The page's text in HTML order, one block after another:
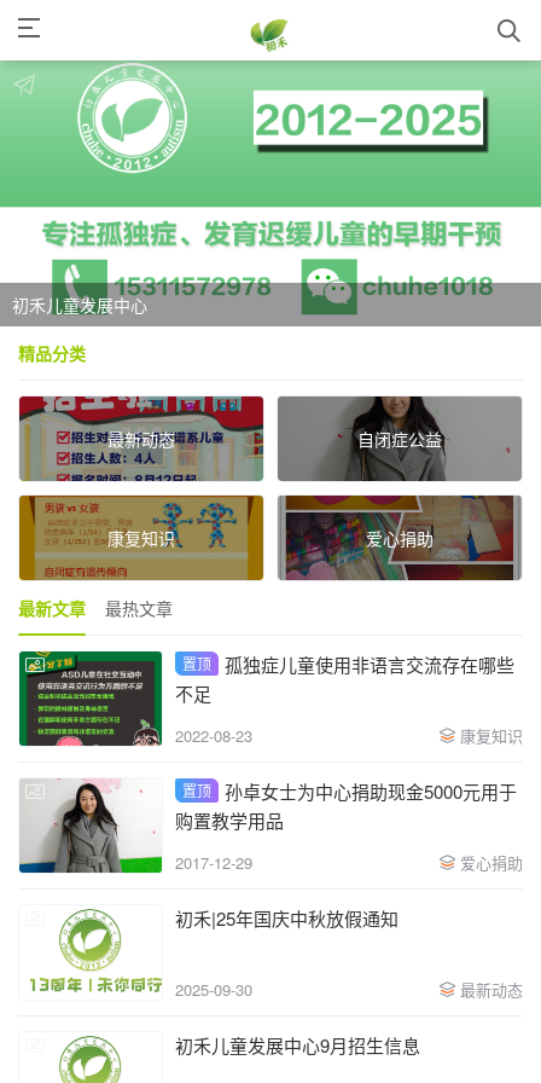
初禾儿童发展中心
精品分类
最新动态 自闭症公益
康复知识 爱心捐助
最新文章 最热文章
置顶
孤独症儿童使用非语言交流存在哪些
不足
2022-08-23 康复知识
置顶
孙卓女士为中心捐助现金5000元用于
购置教学用品
2017-12-29 爱心捐助
初禾|25年国庆中秋放假通知
2025-09-30 最新动态
初禾儿童发展中心9月招生信息